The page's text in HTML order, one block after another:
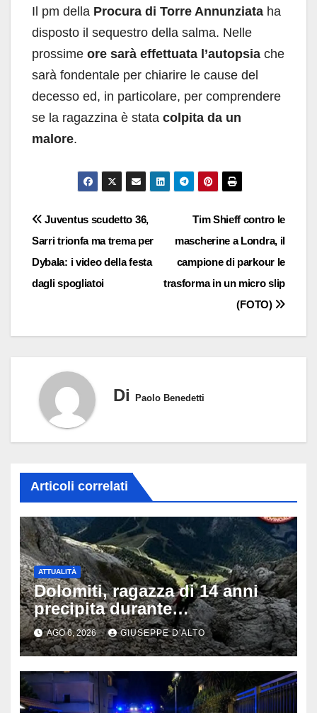
Il pm della Procura di Torre Annunziata ha
disposto il sequestro della salma. Nelle
prossime ore sarà effettuata l’autopsia che
sarà fondentale per chiarire le cause del
decesso ed, in particolare, per comprendere
se la ragazzina è stata colpita da un
malore.
Navigazione
articoli
Tim Shieff contro le
mascherine a Londra, il
campione di parkour le
trasforma in un micro slip
(FOTO)
Juventus scudetto 36,
Sarri trionfa ma trema per
Dybala: i video della festa
dagli spogliatoi
Di Paolo Benedetti
Articoli correlati
ATTUALITÀ
Dolomiti, ragazza di 14 anni
precipita durante
un’escursione: tragedia sul
Latemar davanti alla famiglia
AGO 6, 2026 GIUSEPPE D'ALTO